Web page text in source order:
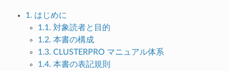
1. はじめに
1.1. 対象読者と目的
1.2. 本書の構成
1.3. CLUSTERPRO マニュアル体系
1.4. 本書の表記規則